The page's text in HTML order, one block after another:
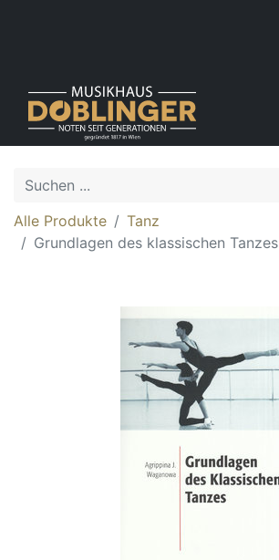
Alle Produkte
Tanz
Grundlagen des klassischen Tanzes